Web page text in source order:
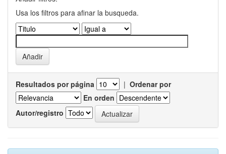
Usa los filtros para afinar la busqueda.
Resultados por página | Ordenar por
En orden
Autor/registro